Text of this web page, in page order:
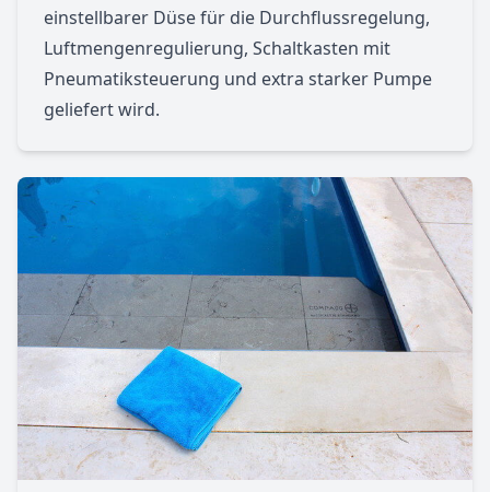
einstellbarer Düse für die Durchflussregelung,
Luftmengenregulierung, Schaltkasten mit
Pneumatiksteuerung und extra starker Pumpe
geliefert wird.